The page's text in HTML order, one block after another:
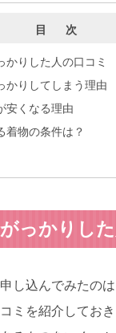
目 次
かりした人の口コミ
かりしてしまう理由
安くなる理由
着物の条件は？
っかりし
し込んでみたの
ミを紹介してお